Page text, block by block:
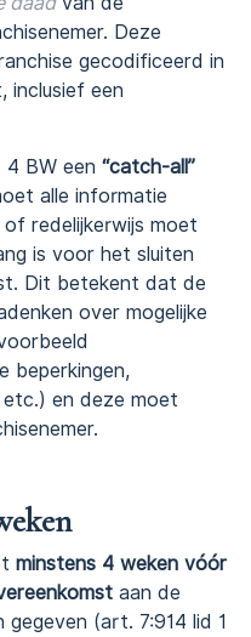
Deze
gecodificeerd in
inclusief een
BW een “catch-all”
alle informatie
redelijkerwijs moet
is voor het sluiten
Dit betekent dat de
over mogelijke
beperkingen,
en deze moet
minstens 4 weken vóór
aan de
(art. 7:914 lid 1